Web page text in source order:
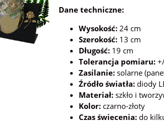
Dane techniczne:
Wysokość: 24 cm
Szerokość: 13 cm
Długość: 19 cm
Tolerancja pomiaru:
Zasilanie: solarne
Źródło światła: diody
Materiał: szkło i
Kolor: czarno-złoty
Czas świecenia: do